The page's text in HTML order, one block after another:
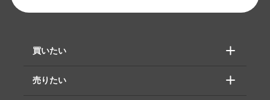
買いたい
売りたい